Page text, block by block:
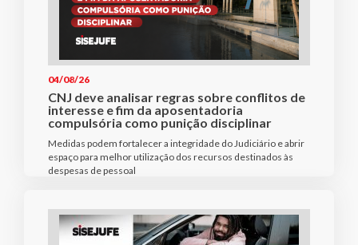
04/08/26
CNJ deve analisar regras sobre conflitos de
interesse e fim da aposentadoria
compulsória como punição disciplinar
Medidas podem fortalecer a integridade do Judiciário e abrir
espaço para melhor utilização dos recursos destinados às
despesas de pessoal